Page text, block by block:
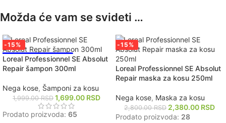
Možda će vam se svideti …
-15%
NAJPRODAVANIJE!
Loreal Professionnel SE Absolut
Repair šampon 300ml
Nega kose, Šamponi za kosu
1,999.00RSD 1,699.00 RSD
Prodato proizvoda: 65
-15%
Loreal Professionnel SE Absolut
Repair maska za kosu 250ml
Nega kose, Maska za kosu
2,800.00RSD 2,380.00 RSD
Prodato proizvoda: 28